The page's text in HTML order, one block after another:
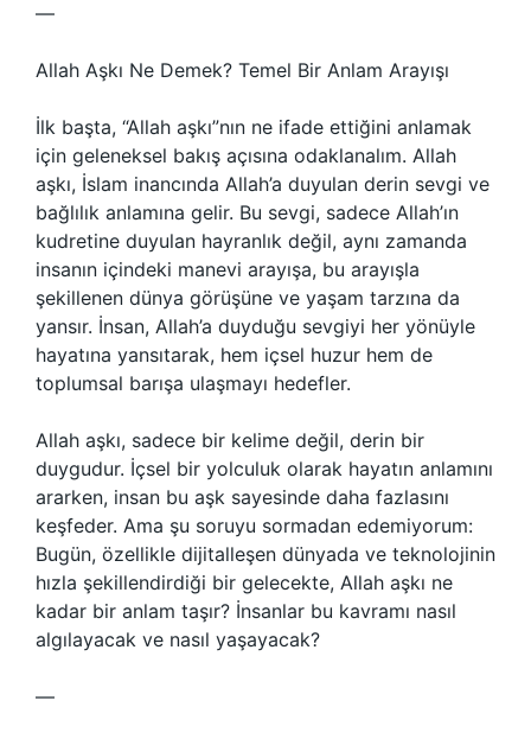
—
Allah Aşkı Ne Demek? Temel Bir Anlam Arayışı
İlk başta, “Allah aşkı”nın ne ifade ettiğini anlamak
için geleneksel bakış açısına odaklanalım. Allah
aşkı, İslam inancında Allah’a duyulan derin sevgi ve
bağlılık anlamına gelir. Bu sevgi, sadece Allah’ın
kudretine duyulan hayranlık değil, aynı zamanda
insanın içindeki manevi arayışa, bu arayışla
şekillenen dünya görüşüne ve yaşam tarzına da
yansır. İnsan, Allah’a duyduğu sevgiyi her yönüyle
hayatına yansıtarak, hem içsel huzur hem de
toplumsal barışa ulaşmayı hedefler.
Allah aşkı, sadece bir kelime değil, derin bir
duygudur. İçsel bir yolculuk olarak hayatın anlamını
ararken, insan bu aşk sayesinde daha fazlasını
keşfeder. Ama şu soruyu sormadan edemiyorum:
Bugün, özellikle dijitalleşen dünyada ve teknolojinin
hızla şekillendirdiği bir gelecekte, Allah aşkı ne
kadar bir anlam taşır? İnsanlar bu kavramı nasıl
algılayacak ve nasıl yaşayacak?
—